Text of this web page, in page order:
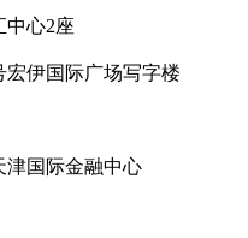
中心2座
宏伊国际广场写字楼
津国际金融中心